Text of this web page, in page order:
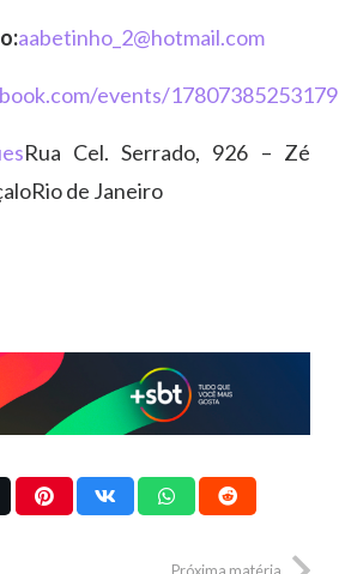
aabetinho_2@hotmail.com
events/
Rua Cel. Serrado, 926 – Zé
de Janeiro